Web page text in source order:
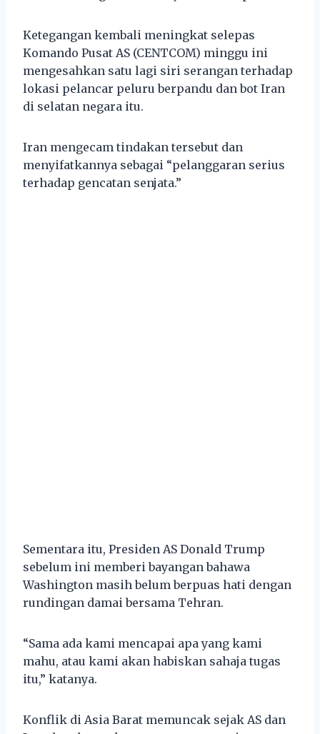
Ketegangan kembali meningkat selepas
Komando Pusat AS (CENTCOM) minggu ini
mengesahkan satu lagi siri serangan terhadap
lokasi pelancar peluru berpandu dan bot Iran
di selatan negara itu.
Iran mengecam tindakan tersebut dan
menyifatkannya sebagai “pelanggaran serius
terhadap gencatan senjata.”
Sementara itu, Presiden AS Donald Trump
sebelum ini memberi bayangan bahawa
Washington masih belum berpuas hati dengan
rundingan damai bersama Tehran.
“Sama ada kami mencapai apa yang kami
mahu, atau kami akan habiskan sahaja tugas
itu,” katanya.
Konflik di Asia Barat memuncak sejak AS dan